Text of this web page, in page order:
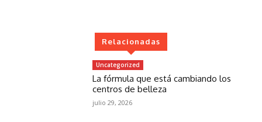
Relacionadas
Uncategorized
La fórmula que está cambiando los
centros de belleza
julio 29, 2026